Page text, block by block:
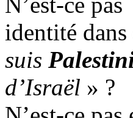
identité
suis
d’Israël » ?